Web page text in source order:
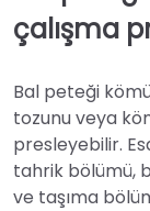
çalışma
Bal peteği
tozunu veya
presleyebilir.
tahrik bölümü,
ve taşıma